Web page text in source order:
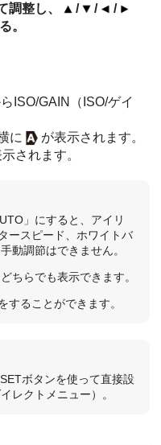
調整し、 / /
/
。
ISO/GAIN（ISO/ゲイ
に
が表示されます。
されます。
」にすると、アイリ
ースピード、ホワイトバ
動調節はできません。
ちらでも表示できます。
することができます。
ボタンを使って直接設
レクトメニュー）。